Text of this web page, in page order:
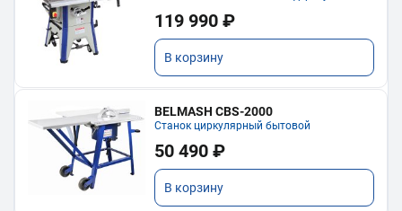
119 990 ₽
В корзину
BELMASH CBS-2000
Станок циркулярный бытовой
50 490 ₽
В корзину